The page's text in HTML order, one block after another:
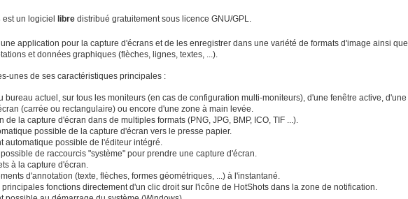
est un logiciel libre distribué gratuitement sous licence GNU/GPL.
une application pour la capture d'écrans et de les enregistrer dans une variété de formats d'image ainsi que
et données graphiques (flèches, lignes, textes, ...).
unes de ses caractéristiques principales :
bureau actuel, sur tous les moniteurs (en cas de configuration multi-moniteurs), d'une fenêtre active, d'une
(carrée ou rectangulaire) ou encore d'une zone à main levée.
de la capture d'écran dans de multiples formats (PNG, JPG, BMP, ICO, TIF ...).
possible de la capture d'écran vers le presse papier.
automatique possible de l'éditeur intégré.
de raccourcis "système" pour prendre une capture d'écran.
à la capture d'écran.
d'annotation (texte, flèches, formes géométriques, ...) à l'instantané.
principales fonctions directement d'un clic droit sur l'icône de HotShots dans la zone de notification.